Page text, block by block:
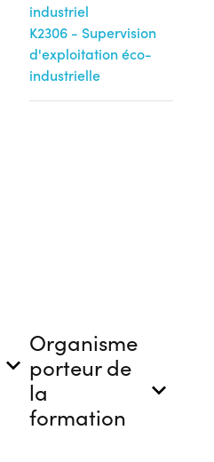
industriel
K2306 - Supervision
d'exploitation éco-
industrielle
Organisme
porteur de
la
formation